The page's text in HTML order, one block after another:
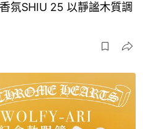
氛SHIU 25 以靜謐木質調